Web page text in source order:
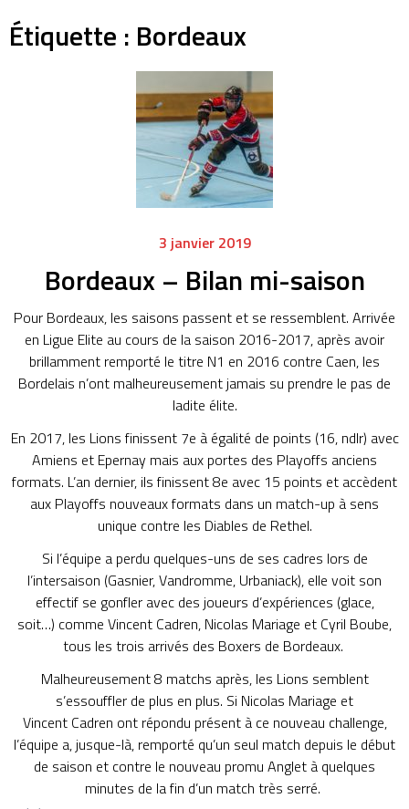
Étiquette : Bordeaux
3 janvier 2019
Bordeaux – Bilan mi-saison
Pour Bordeaux, les saisons passent et se ressemblent. Arrivée
en Ligue Elite au cours de la saison 2016-2017, après avoir
brillamment remporté le titre N1 en 2016 contre Caen, les
Bordelais n’ont malheureusement jamais su prendre le pas de
ladite élite.
En 2017, les Lions finissent 7e à égalité de points (16, ndlr) avec
Amiens et Epernay mais aux portes des Playoffs anciens
formats. L’an dernier, ils finissent 8e avec 15 points et accèdent
aux Playoffs nouveaux formats dans un match-up à sens
unique contre les Diables de Rethel.
Si l’équipe a perdu quelques-uns de ses cadres lors de
l’intersaison (Gasnier,Vandromme, Urbaniack), elle voit son
effectif se gonfler avec des joueurs d’expériences (glace,
soit…) comme Vincent Cadren, Nicolas Mariage et Cyril Boube,
tous les trois arrivés des Boxers de Bordeaux.
Malheureusement 8 matchs après, les Lions semblent
s’essouffler de plus en plus. Si Nicolas Mariage et
Vincent Cadren ont répondu présent à ce nouveau challenge,
l’équipe a, jusque-là, remporté qu’un seul match depuis le début
de saison et contre le nouveau promu Anglet à quelques
minutes de la fin d’un match très serré.